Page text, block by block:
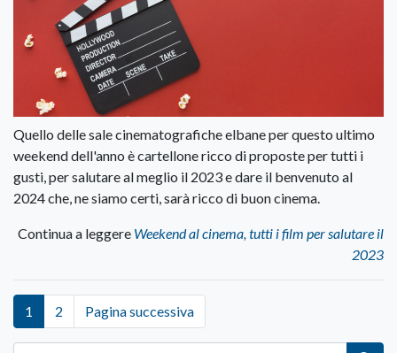
Quello delle sale cinematografiche elbane per questo ultimo
weekend dell'anno è cartellone ricco di proposte per tutti i
gusti, per salutare al meglio il 2023 e dare il benvenuto al
2024 che, ne siamo certi, sarà ricco di buon cinema.
Continua a leggere Weekend al cinema, tutti i film per salutare il
2023
1 2 Pagina successiva